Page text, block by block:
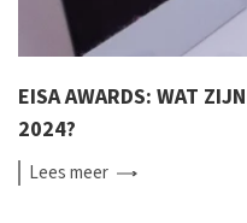
EISA AWARDS: WAT
2024?
Leesmeer